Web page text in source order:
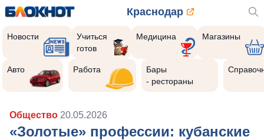
Краснодар
Новости
Учиться
готов
Медицина Магазины
Авто Работа
Бары
- рестораны
Общество 20.05.2026
«Золотые» профессии: кубанские